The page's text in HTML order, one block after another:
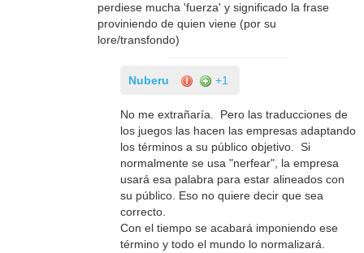
perdiese mucha 'fuerza' y significado la frase
proviniendo de quien viene (por su
lore/transfondo)
Nuberu +1
No me extrañaría. Pero las traducciones de
los juegos las hacen las empresas adaptando
los términos a su público objetivo. Si
normalmente se usa "nerfear", la empresa
usará esa palabra para estar alineados con
su público. Eso no quiere decir que sea
correcto.
Con el tiempo se acabará imponiendo ese
término y todo el mundo lo normalizará.